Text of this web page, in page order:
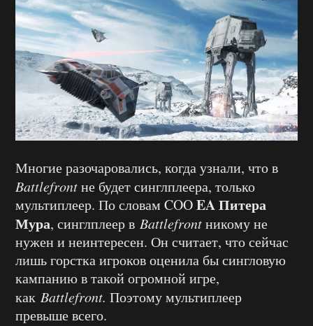
Многие разочаровались, когда узнали, что в
Battlefrontне будет синглплеера, только
мультиплеер. По словам COOEA Питера
Мура, синглплеер в Battlefrontникому не
нужен и неинтересен. Он считает, что сейчас
лишь горстка игроков оценила бы сингловую
кампанию в такой огромной игре,
как Battlefront. Поэтому мультиплеер
превыше всего.